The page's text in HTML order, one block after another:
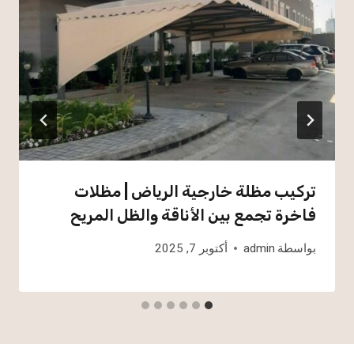
تركيب مظلة خارجية الرياض | مظلات
فاخرة تجمع بين الأناقة والظل المريح
بواسطة admin أكتوبر 7, 2025